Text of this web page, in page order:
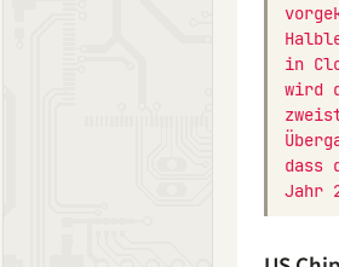
in
wird
dass
Jahr